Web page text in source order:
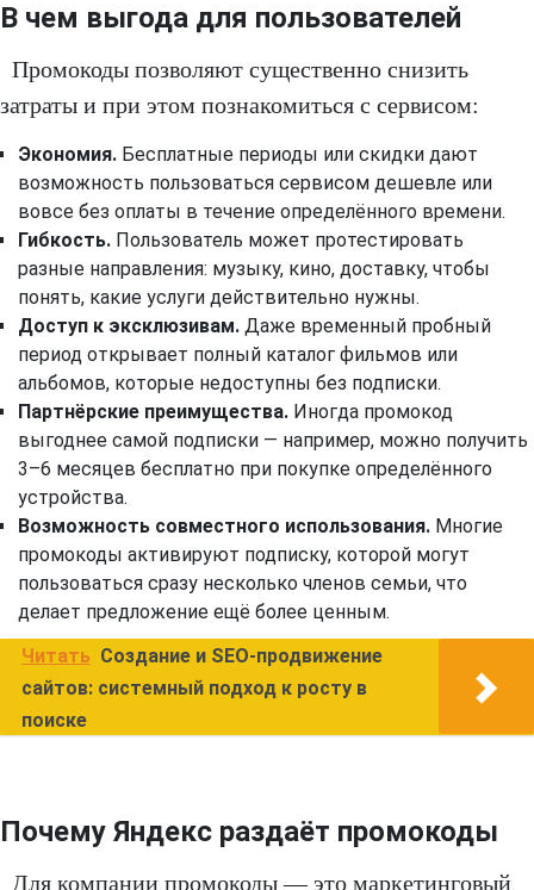
В чем выгода для пользователей
Промокоды позволяют существенно снизить
затраты и при этом познакомиться с сервисом:
Экономия. Бесплатные периоды или скидки дают
возможность пользоваться сервисом дешевле или
вовсе без оплаты в течение определённого времени.
Гибкость. Пользователь может протестировать
разные направления: музыку, кино, доставку, чтобы
понять, какие услуги действительно нужны.
Доступ к эксклюзивам. Даже временный пробный
период открывает полный каталог фильмов или
альбомов, которые недоступны без подписки.
Партнёрские преимущества. Иногда промокод
выгоднее самой подписки — например, можно получить
3–6 месяцев бесплатно при покупке определённого
устройства.
Возможность совместного использования. Многие
промокоды активируют подписку, которой могут
пользоваться сразу несколько членов семьи, что
делает предложение ещё более ценным.
Читать Создание и SEO-продвижение
сайтов: системный подход к росту в
поиске
Почему Яндекс раздаёт промокоды
Для компании промокоды — это маркетинговый